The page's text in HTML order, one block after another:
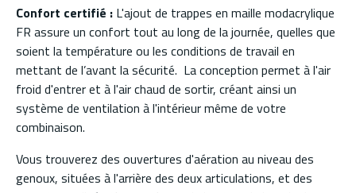
Confort certifié : L'ajout de trappes en maille modacrylique
FR assure un confort tout au long de la journée, quelles que
soient la température ou les conditions de travail en
mettant de l’avant la sécurité. La conception permet à l'air
froid d'entrer et à l'air chaud de sortir, créant ainsi un
système de ventilation à l'intérieur même de votre
combinaison.
Vous trouverez des ouvertures d'aération au niveau des
genoux, situées à l'arrière des deux articulations, et des